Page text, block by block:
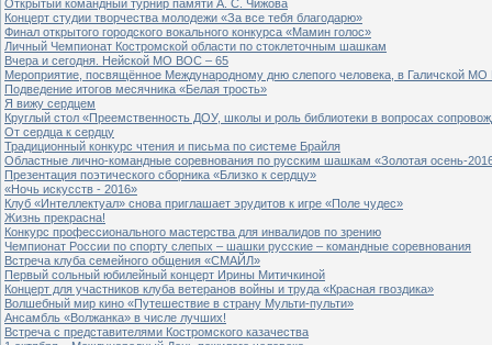
Открытый командный турнир памяти А. С. Чижова
Концерт студии творчества молодежи «За все тебя благодарю»
Финал открытого городского вокального конкурса «Мамин голос»
Личный Чемпионат Костромской области по стоклеточным шашкам
Вчера и сегодня. Нейской МО ВОС – 65
Мероприятие, посвящённое Международному дню слепого человека, в Галичской
Подведение итогов месячника «Белая трость»
Я вижу сердцем
Круглый стол «Преемственность ДОУ, школы и роль библиотеки в вопросах
От сердца к сердцу
Традиционный конкурс чтения и письма по системе Брайля
Областные лично-командные соревнования по русским шашкам «Золотая осень-
Презентация поэтического сборника «Близко к сердцу»
«Ночь искусств - 2016»
Клуб «Интеллектуал» снова приглашает эрудитов к игре «Поле чудес»
Жизнь прекрасна!
Конкурс профессионального мастерства для инвалидов по зрению
Чемпионат России по спорту слепых – шашки русские – командные соревнования
Встреча клуба семейного общения «СМАЙЛ»
Первый сольный юбилейный концерт Ирины Митичкиной
Концерт для участников клуба ветеранов войны и труда «Красная гвоздика»
Волшебный мир кино «Путешествие в страну Мульти-пульти»
Ансамбль «Волжанка» в числе лучших!
Встреча с представителями Костромского казачества